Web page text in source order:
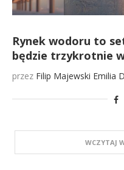
Rynek wodoru to
będzie trzykrotnie
przez Filip Majewski Emilia
WCZYTAJ